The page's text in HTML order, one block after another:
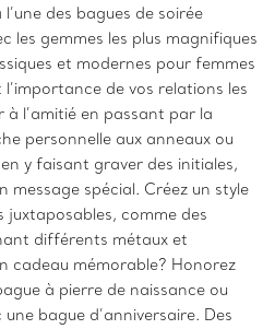
des bagues de soirée
les gemmes les plus magnifiques
et modernes pour femmes
de vos relations les
à l’amitié en passant par la
personnelle aux anneaux ou
y faisant graver des initiales,
message spécial. Créez un style
juxtaposables, comme des
différents métaux et
cadeau mémorable? Honorez
à pierre de naissance ou
bague d’anniversaire. Des